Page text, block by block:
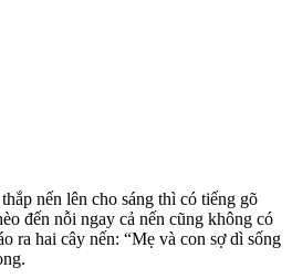
nến lên cho sáng thì có tiếng gõ
đến nỗi ngay cả nến cũng không có
ra hai cây nến: “Mẹ và con sợ dì sống